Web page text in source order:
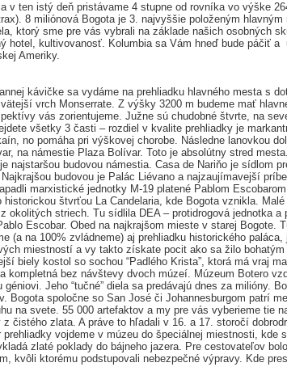
v ten istý deň pristávame 4 stupne od rovníka vo výške
8 miliónová Bogota je 3. najvyššie položeným
ktorý sme pre vás vybrali na základe našich osobných
hotel, kultivovanosť. Kolumbia sa Vám hneď bude páčiť
Ameriky.
kávičke sa vydáme na prehliadku hlavného mesta s
vrch Monserrate. Z výšky 3200 m budeme mať
vás zorientujeme. Južne sú chudobné štvrte, na
všetky 3 časti – rozdiel v kvalite prehliadky je
no pomáha pri výškovej chorobe. Následne lanovkou
na námestie Plaza Bolívar. Toto je absolútny stred
najstaršou budovou námestia. Casa de Nariňo je sídlom
budovou je Palác Liévano a najzaujímavejší
marxistické jednotky M-19 platené Pablom
historickou štvrťou La Candelaria, kde Bogota vznikla.
okolitých striech. Tu sídlila DEA – protidrogová jednotka a
Escobar. Obed na najkrajšom mieste v starej Bogote.
(a na 100% zvládneme) aj prehliadku historického paláca,
miestností a vy takto získate pocit ako sa žilo
biely kostol so sochou “Padlého Krista”, ktorá má vraj
kompletná bez návštevy dvoch múzeí. Múzeum Botero
Jeho “tučné” diela sa predávajú dnes za milióny.
Bogota spoločne so San José či Johannesburgom patrí
na svete. 55 000 artefaktov a my pre vás vyberieme tie
z čistého zlata. A práve to hľadali v 16. a 17. storočí
prehliadky vojdeme v múzeu do špeciálnej miestnosti, kde
zlaté poklady do bájneho jazera. Pre cestovateľov
kvôli ktorému podstupovali nebezpečné výpravy. Kde